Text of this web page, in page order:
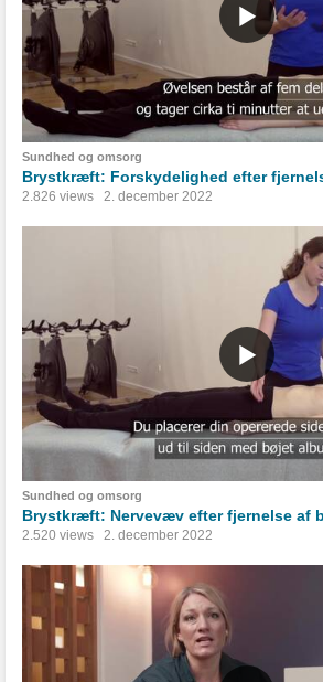
Sundhed og omsorg
Brystkræft: Forskydelighed efter
2.826 views 2. december 2022
Sundhed og omsorg
Brystkræft: Nervevæv efter fjernelse af
2.520 views 2. december 2022